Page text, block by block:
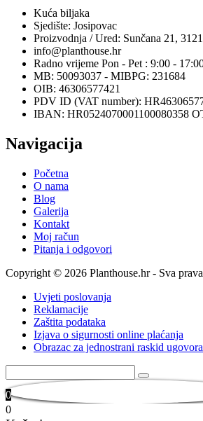
Kuća biljaka
Sjedište: Josipovac
Proizvodnja / Ured: Sunčana 21,
info@planthouse.hr
Radno vrijeme Pon - Pet : 9:00 -
MB: 50093037 - MIBPG: 231684
OIB: 46306577421
PDV ID (VAT number):
IBAN: HR0524070001100080358
Navigacija
Početna
O nama
Blog
Galerija
Kontakt
Moj račun
Pitanja i odgovori
Copyright © 2026 Planthouse.hr - Sva
Uvjeti poslovanja
Reklamacije
Zaštita podataka
Izjava o sigurnosti online plaćanja
Obrazac za jednostrani raskid ugovora
0
0